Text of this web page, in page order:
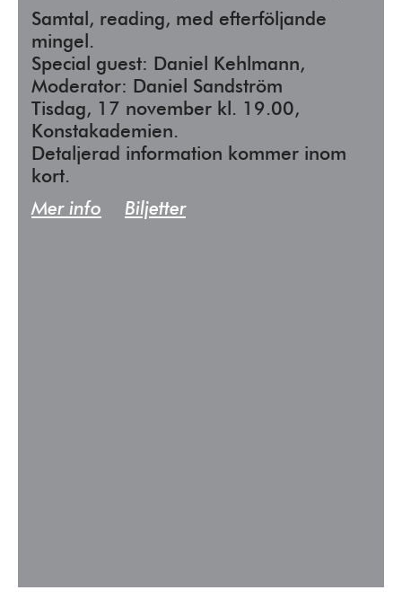
Samtal, reading, med efterföljande
mingel.
Special guest: Daniel Kehlmann,
Moderator: Daniel Sandström
Tisdag, 17 november kl. 19.00,
Konstakademien.
Detaljerad information kommer inom
kort.
Mer info
Biljetter